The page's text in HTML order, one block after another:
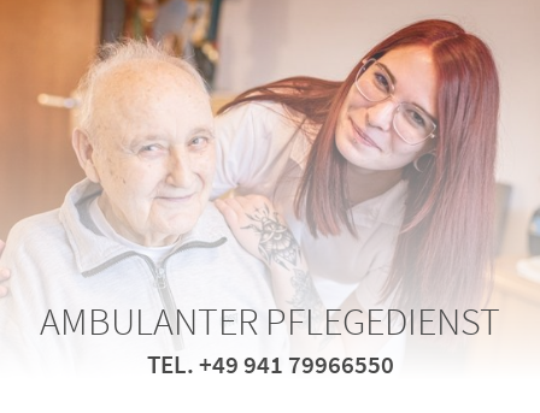
AMBULANTER PFLEGEDIENST
TEL. +49 941 79966550
HAUS MARIA VOM KARMEL
ALTENHEIM REGENSBURG